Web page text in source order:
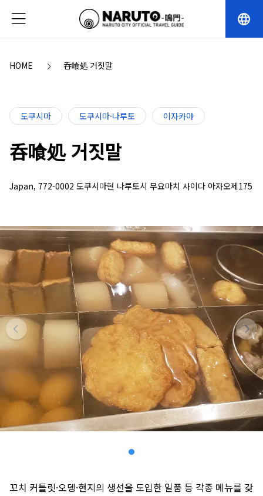
language
HOME 呑喰処 거짓말
도쿠시마 도쿠시마·나루토 이자카야
呑喰処 거짓말
Japan, 772-0002 도쿠시마현 나루토시 무요마치 사이다 아자오제175
꼬치 커틀릿·오뎅·현지의 생선을 도입한 일품 등 각종 메뉴를 갖